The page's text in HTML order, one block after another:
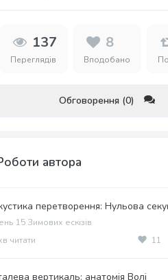
137
Переглядів
8
Вподобано
Обговорення (0)
автора
перетворення: Нульова
15 Зимових ескізів
читати
11
вертикаль: анатомія Волі